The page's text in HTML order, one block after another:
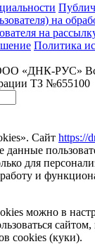
на
на
Политика
«ДНК-РУС»
ТЗ №655100
Сайт https://
для
и
можно в
сайтом,
cookies (куки).